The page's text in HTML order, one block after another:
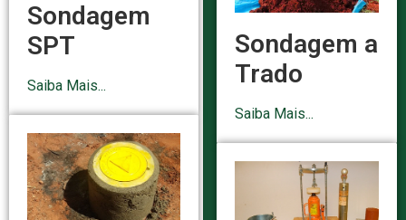
Sondagem
SPT
Saiba Mais...
Sondagem a
Trado
Saiba Mais...